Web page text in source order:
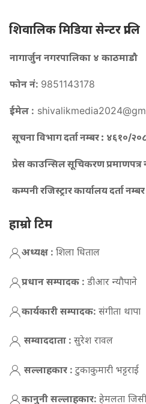
शिवालिक मिडिया सेन्टर प्रालि
नागार्जुन नगरपालिका ४ काठमाडौ
फोन नं: 9851143178
ईमेल :
सूचना विभाग दर्ता नम्बर : ४६१०/
प्रेस काउन्सिल सूचिकरण प्रमाणपत्र
कम्पनी रजिस्ट्रार कार्यालय दर्ता
हाम्रो टिम
अध्यक्ष : शिला धिताल
प्रधान सम्पादक : डीआर न्याैपाने
कार्यकारी सम्पादक: संगीता थापा
सम्वाददाता : सुरेश रावल
सल्लाहकार : टुकाकुमारी भट्टराई
कानुनी सल्लाहकार: हेमलता जिसी